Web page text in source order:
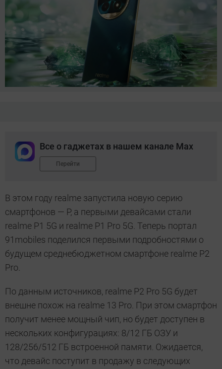
Все о гаджетах в нашем канале Max
Перейти
В этом году realme запустила новую серию
смартфонов — P, а первыми девайсами стали
realme P1 5G и realme P1 Pro 5G. Теперь портал
91mobiles поделился первыми подробностями о
будущем среднебюджетном смартфоне realme P2
Pro.
По данным источников, realme P2 Pro 5G будет
внешне похож на realme 13 Pro. При этом смартфон
получит менее мощный чип, но будет доступен в
нескольких конфигурациях: 8/12 ГБ ОЗУ и
128/256/512 ГБ встроенной памяти. Ожидается,
что девайс поступит в продажу в следующих